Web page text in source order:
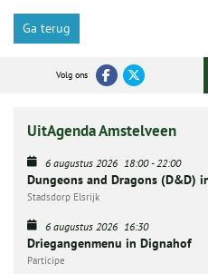
Ga terug
Volg ons
UitAgenda Amstelveen
6 augustus 2026 18:00- 22:00
Dungeons and Dragons (D&D)
Stadsdorp Elsrijk
6 augustus 2026 16:30
Driegangenmenu in Dignahof
Participe